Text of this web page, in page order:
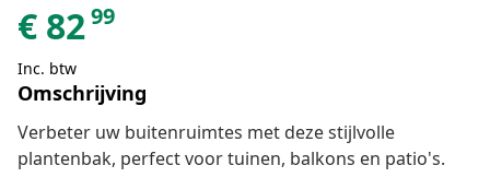
€ 8299
Inc. btw
Omschrijving
Verbeter uw buitenruimtes met deze stijlvolle
plantenbak, perfect voor tuinen, balkons en patio's.